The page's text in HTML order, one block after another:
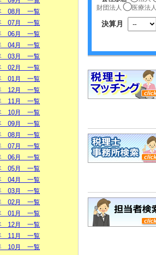
08月 一覧
07月 一覧
06月 一覧
04月 一覧
03月 一覧
02月 一覧
01月 一覧
12月 一覧
11月 一覧
10月 一覧
09月 一覧
08月 一覧
07月 一覧
06月 一覧
05月 一覧
04月 一覧
03月 一覧
02月 一覧
01月 一覧
12月 一覧
11月 一覧
10月 一覧
財団法人
医療法人
決算月